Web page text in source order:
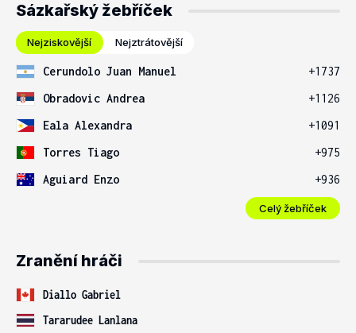
Sázkařský žebříček
Nejziskovější Nejztrátovější
Cerundolo Juan Manuel
+1737
Obradovic Andrea
+1126
Eala Alexandra
+1091
Torres Tiago
+975
Aguiard Enzo
+936
Celý žebříček
Zranění hráči
Diallo Gabriel
Tararudee Lanlana